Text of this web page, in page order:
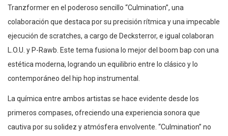
Tranzformer en el poderoso sencillo “Culmination”, una
colaboración que destaca por su precisión rítmica y una impecable
ejecución de scratches, a cargo de Decksterror, e igual colaboran
L.O.U. y P-Rawb. Este tema fusiona lo mejor del boom bap con una
estética moderna, logrando un equilibrio entre lo clásico y lo
contemporáneo del hip hop instrumental.
La química entre ambos artistas se hace evidente desde los
primeros compases, ofreciendo una experiencia sonora que
cautiva por su solidez y atmósfera envolvente. “Culmination” no